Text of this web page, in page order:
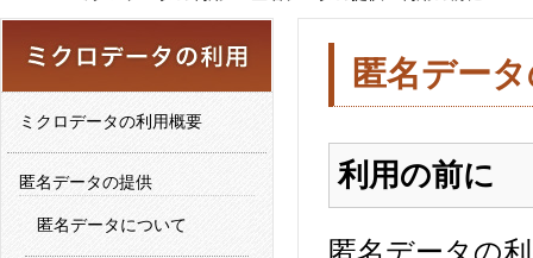
ミクロデータの利用概要
匿名データの提供
匿名データについて
匿名デー
利用の前に